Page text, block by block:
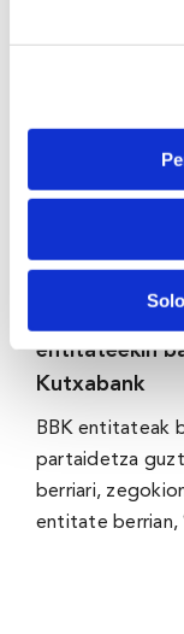
entitateekin
Kutxabank
BBK entitateak
partaidetza
berriari,
entitate berrian,